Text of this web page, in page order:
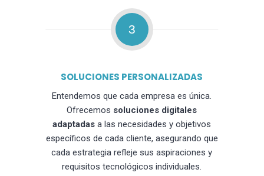
3
SOLUCIONES PERSONALIZADAS
Entendemos que cada empresa es única.
Ofrecemos soluciones digitales
adaptadas a las necesidades y objetivos
específicos de cada cliente, asegurando que
cada estrategia refleje sus aspiraciones y
requisitos tecnológicos individuales.